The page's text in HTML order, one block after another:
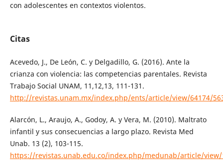
con adolescentes en contextos violentos.
Citas
Acevedo, J., De León, C. y Delgadillo, G. (2016). Ante la
crianza con violencia: las competencias parentales. Revista
Trabajo Social UNAM, 11,12,13, 111-131.
http://revistas.unam.mx/index.php/ents/article/view/64174/
Alarcón, L., Araujo, A., Godoy, A. y Vera, M. (2010). Maltrato
infantil y sus consecuencias a largo plazo. Revista Med
Unab. 13 (2), 103-115.
https://revistas.unab.edu.co/index.php/medunab/article/view/